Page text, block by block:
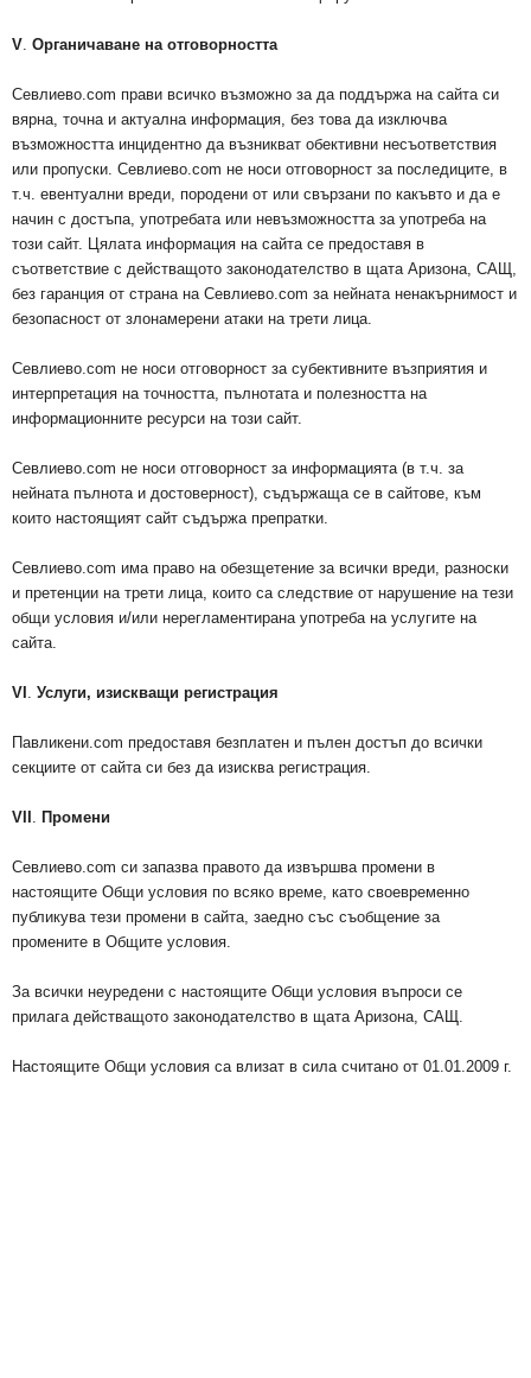
V. Органичаване на отговорността
Севлиево.com прави всичко възможно за да поддържа на сайта си
вярна, точна и актуална информация, без това да изключва
възможността инцидентно да възникват обективни несъответствия
или пропуски. Севлиево.com не носи отговорност за последиците, в
т.ч. евентуални вреди, породени от или свързани по какъвто и да е
начин с достъпа, употребата или невъзможността за употреба на
този сайт. Цялата информация на сайта се предоставя в
съответствие с действащото законодателство в щата Аризона, САЩ,
без гаранция от страна на Севлиево.com за нейната ненакърнимост и
безопасност от злонамерени атаки на трети лица.
Севлиево.com не носи отговорност за субективните възприятия и
интерпретация на точността, пълнотата и полезността на
информационните ресурси на този сайт.
Севлиево.com не носи отговорност за информацията (в т.ч. за
нейната пълнота и достоверност), съдържаща се в сайтове, към
които настоящият сайт съдържа препратки.
Севлиево.com има право на обезщетение за всички вреди, разноски
и претенции на трети лица, които са следствие от нарушение на тези
общи условия и/или нерегламентирана употреба на услугите на
сайта.
VI . Услуги, изискващи регистрация
Павликени.com предоставя безплатен и пълен достъп до всички
секциите от сайта си без да изисква регистрация.
VII . Промени
Севлиево.com си запазва правото да извършва промени в
настоящите Общи условия по всяко време, като своевременно
публикува тези промени в сайта, заедно със съобщение за
промените в Общите условия.
За всички неуредени с настоящите Общи условия въпроси се
прилага действащото законодателство в щата Аризона, САЩ.
Настоящите Общи условия са влизат в сила считано от 01.01.2009 г.